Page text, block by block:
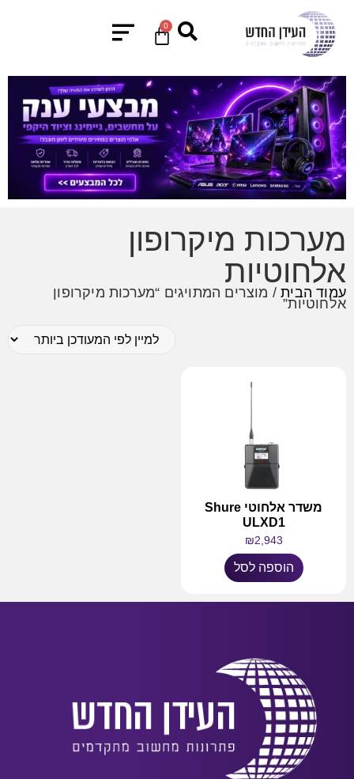
0
מערכות מיקרופון
אלחוטיות
עמוד הבית/ מוצרים המתויגים “מערכות מיקרופון
אלחוטיות”
משדר אלחוטי Shure
ULXD1
₪2,943
הוספה לסל